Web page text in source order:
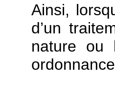
Ainsi,
d’un
nature ou